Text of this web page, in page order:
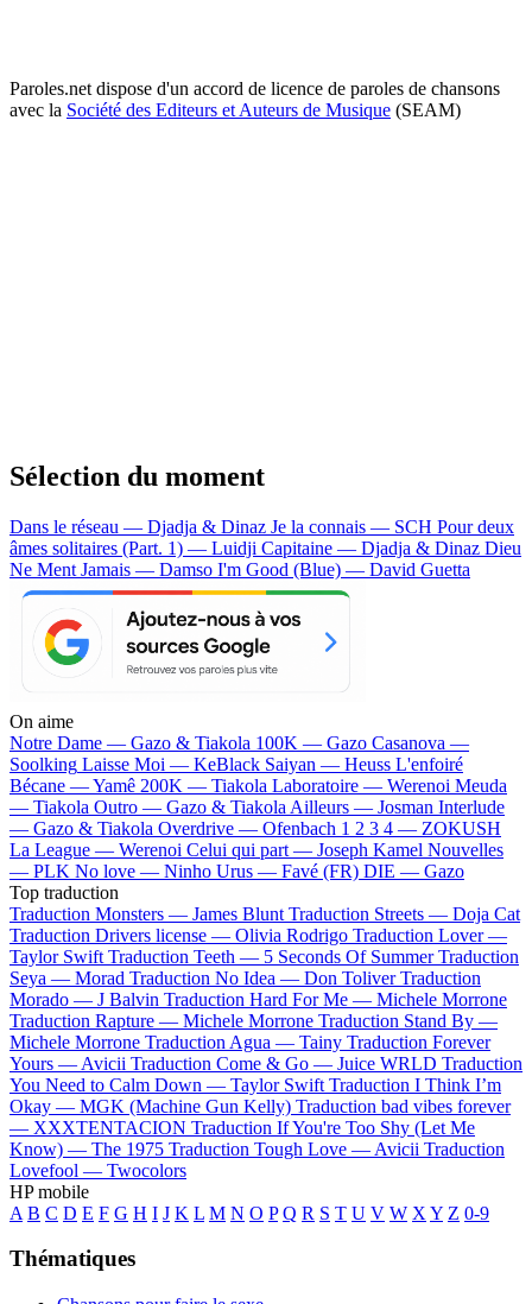
Paroles.net dispose d'un accord de licence de paroles de chansons
avec la Société des Editeurs et Auteurs de Musique (SEAM)
Sélection du moment
Dans le réseau — Djadja & Dinaz Je la connais — SCH Pour deux
âmes solitaires (Part. 1) — Luidji Capitaine — Djadja & Dinaz Dieu
Ne Ment Jamais — Damso I'm Good (Blue) — David Guetta
On aime
Notre Dame — Gazo & Tiakola 100K — Gazo Casanova —
Soolking Laisse Moi — KeBlack Saiyan — Heuss L'enfoiré
Bécane —Yamê 200K — Tiakola Laboratoire — Werenoi Meuda
— Tiakola Outro — Gazo & Tiakola Ailleurs — Josman Interlude
— Gazo & Tiakola Overdrive — Ofenbach 1 2 3 4 — ZOKUSH
La League — Werenoi Celui qui part — Joseph Kamel Nouvelles
— PLK No love — Ninho Urus — Favé (FR) DIE — Gazo
Top traduction
Traduction Monsters — James Blunt Traduction Streets — Doja Cat
Traduction Drivers license — Olivia Rodrigo Traduction Lover —
Taylor Swift Traduction Teeth — 5 Seconds Of Summer Traduction
Seya — Morad Traduction No Idea — Don Toliver Traduction
Morado — J Balvin Traduction Hard For Me — Michele Morrone
Traduction Rapture — Michele Morrone Traduction Stand By —
Michele Morrone Traduction Agua — Tainy Traduction Forever
Yours — Avicii Traduction Come & Go — Juice WRLD Traduction
You Need to Calm Down — Taylor Swift Traduction I Think I’m
Okay — MGK (Machine Gun Kelly) Traduction bad vibes forever
— XXXTENTACION Traduction If You're Too Shy (Let Me
Know) — The 1975 Traduction Tough Love — Avicii Traduction
Lovefool — Twocolors
HP mobile
A B C D E F G H I J K L M N O P Q R S T U V W X Y Z 0-9
Thématiques